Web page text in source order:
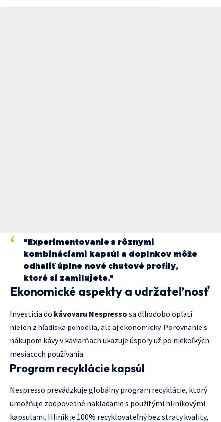
"Experimentovanie s rôznymi
kombináciami kapsúl a doplnkov môže
odhaliť úplne nové chutové profily,
ktoré si zamilujete."
Ekonomické aspekty a udržateľnosť
Investícia do kávovaru Nespresso sa dlhodobo oplatí
nielen z hľadiska pohodlia, ale aj ekonomicky. Porovnanie s
nákupom kávy v kaviarňach ukazuje úspory už po niekoľkých
mesiacoch používania.
Program recyklácie kapsúl
Nespresso prevádzkuje globálny program recyklácie, ktorý
umožňuje zodpovedné nakladanie s použitými hliníkovými
kapsulami. Hliník je 100% recyklovateľný bez straty kvality,